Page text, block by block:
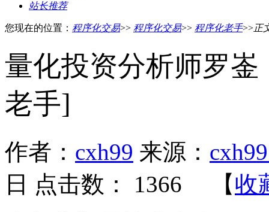
站长推荐
您现在的位置： 程序化交易>> 程序化交易>> 程序化老手>>正
量化投资分析师罗
老手]
作者： cxh99 来源：
日 点击数： 1366 【收